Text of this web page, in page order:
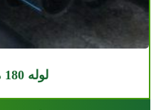
لوله 180 میلیمتر